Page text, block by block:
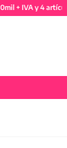
IVA y 4